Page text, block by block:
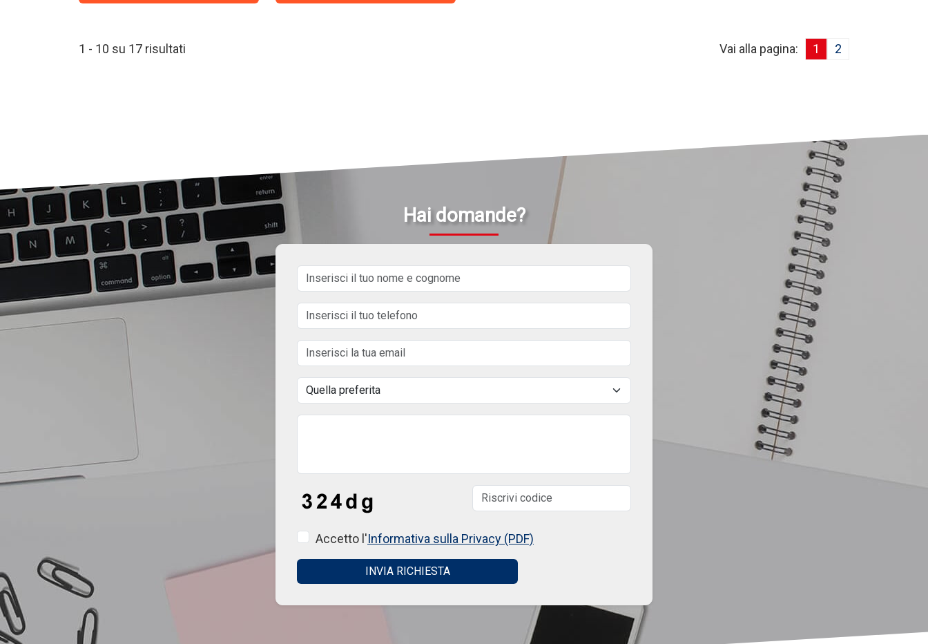
1 - 10 su 17 risultati Vai alla pagina: 1 2
Hai domande?
Accetto l'Informativa sulla Privacy (PDF)